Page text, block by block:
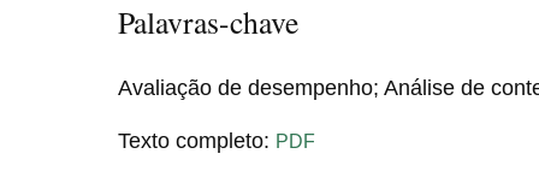
Palavras-chave
Avaliação de desempenho; Análise de
Texto completo: PDF